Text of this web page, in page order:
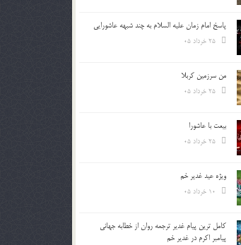
پاسخ امام زمان علیه السلام به چند شبهه عاشورایی
من سرزمین کربلا
بیعت با عاشورا
ویژه عید غدیر خم
کامل ترین پیام غدیر ترجمه روان از خطابه جهانی
پیامبر اکرم در غدیر خم